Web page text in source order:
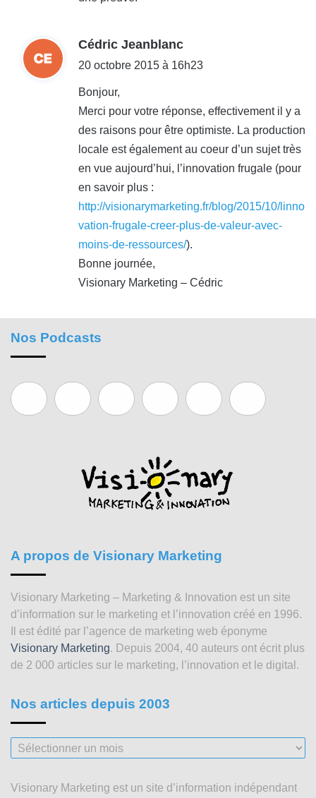
Cédric Jeanblanc
i
20 octobre 2015 à 16h23
Bonjour,
Merci pour votre réponse, effectivement il y a
des raisons pour être optimiste. La production
locale est également au coeur d’un sujet très
en vue aujourd’hui, l’innovation frugale (pour
en savoir plus :
http://visionarymarketing.fr/blog/2015/10/linno
vation-frugale-creer-plus-de-valeur-avec-
moins-de-ressources/).
Bonne journée,
Visionary Marketing – Cédric
Nos Podcasts
A propos de Visionary Marketing
Visionary Marketing – Marketing & Innovation est un site
d’information sur le marketing et l’innovation créé en 1996.
Il est édité par l’agence de marketing web éponyme
Visionary Marketing. Depuis 2004, 40 auteurs ont écrit plus
de 2 000 articles sur le marketing, l’innovation et le digital.
Nos articles depuis 2003
Nos
articles
2003
Visionary Marketing est un site d’information indépendant